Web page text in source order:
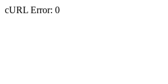
cURL Error: 0